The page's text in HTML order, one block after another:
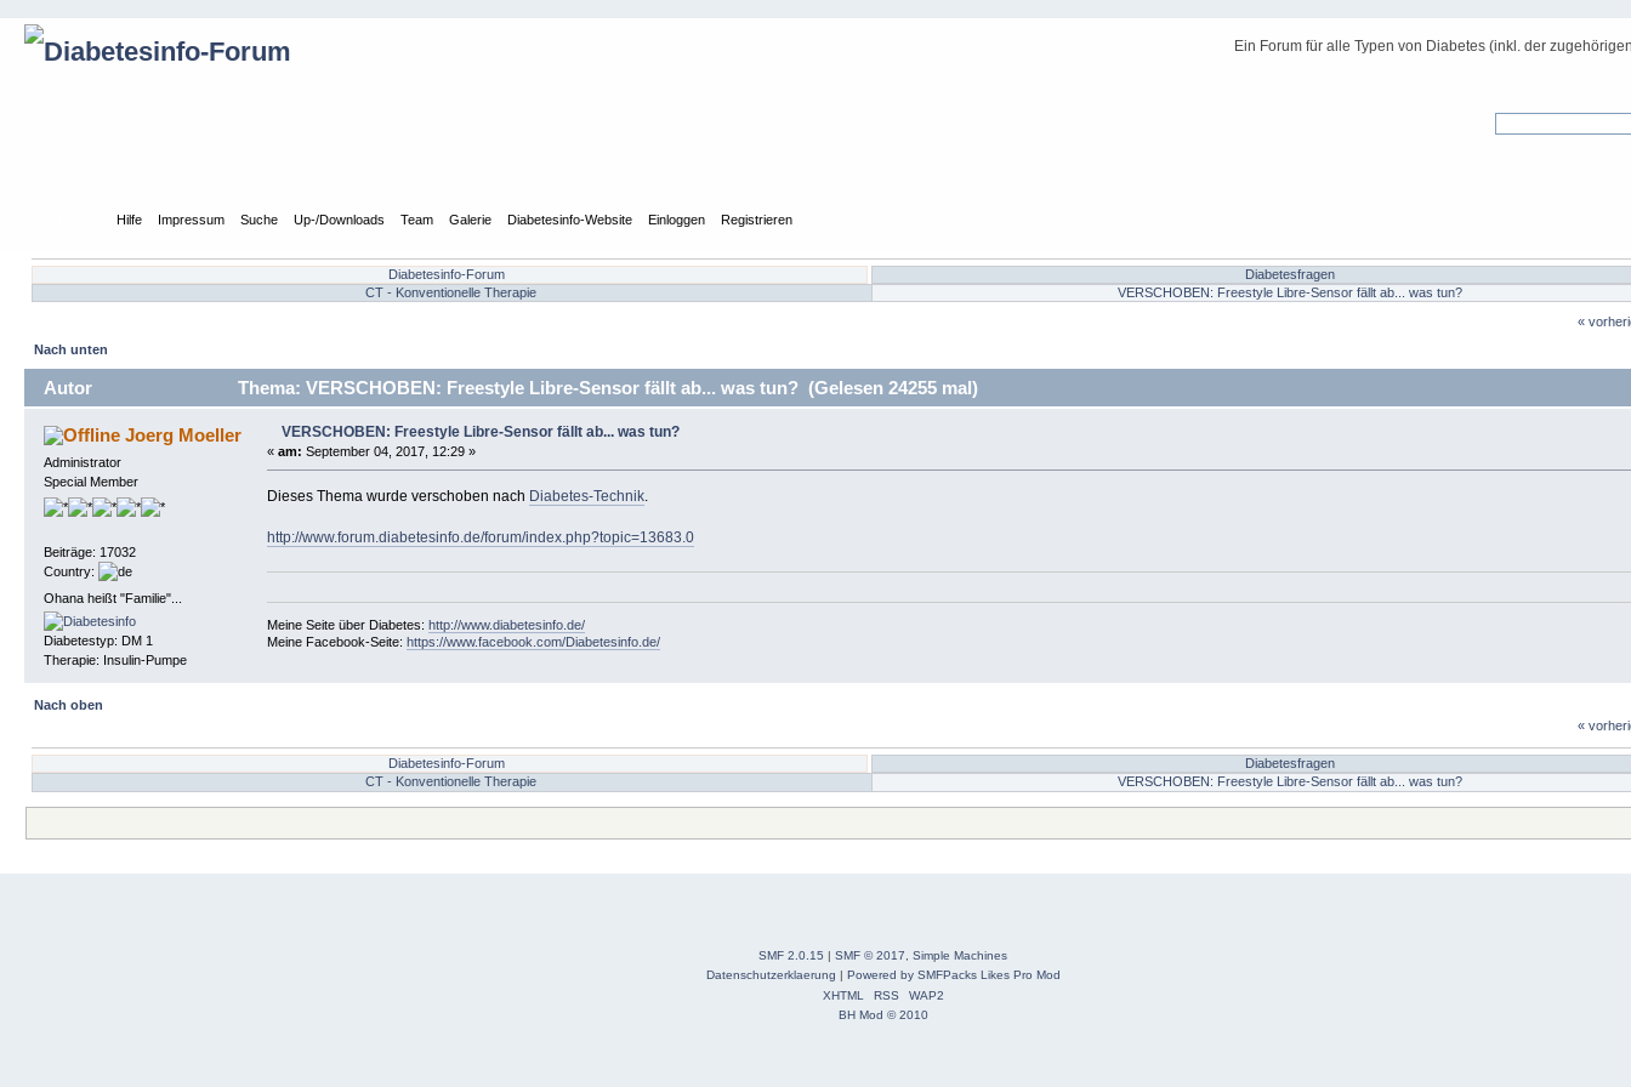
Ein Forum für alle Typen von Diabetes (inkl. der
Hilfe Impressum Suche Up-/Downloads Team Galerie Diabetesinfo-Website Einloggen Registrieren
Diabetesinfo-Forum
Diabetesfragen
CT - Konventionelle Therapie
VERSCHOBEN: Freestyle Libre-Sensor fällt ab... was tun?
«
Nach unten
Autor Thema: VERSCHOBEN: Freestyle Libre-Sensor fällt ab... was tun? (Gelesen 24255 mal)
Joerg Moeller
Administrator
Special Member
Beiträge: 17032
Country:
Ohana heißt "Familie"...
Diabetestyp: DM 1
Therapie: Insulin-Pumpe
VERSCHOBEN: Freestyle Libre-Sensor fällt ab... was tun?
« am: September 04, 2017, 12:29 »
Dieses Thema wurde verschoben nach Diabetes-Technik.
http://www.forum.diabetesinfo.de/forum/index.php?topic=13683.0
Meine Seite über Diabetes: http://www.diabetesinfo.de/
Meine Facebook-Seite: https://www.facebook.com/Diabetesinfo.de/
Nach oben
«
Diabetesinfo-Forum
Diabetesfragen
CT - Konventionelle Therapie
VERSCHOBEN: Freestyle Libre-Sensor fällt ab... was tun?
SMF 2.0.15 | SMF © 2017
Simple Machines
Datenschutzerklaerung | Powered by SMFPacks Likes Pro Mod
XHTML
RSS
WAP2
BH Mod © 2010